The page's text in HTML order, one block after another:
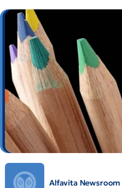
Alfavita Newsroom